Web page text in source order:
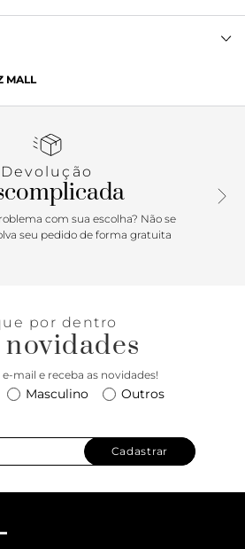
e inscrição do nome da marca.
base emborrachada e formato
superior do pé, com aplicação de
MALL
Devolução
com sua escolha? Não se
seu pedido de forma gratuita
por dentro
novidades
mail e receba as novidades!
Masculino Outros
Cadastrar